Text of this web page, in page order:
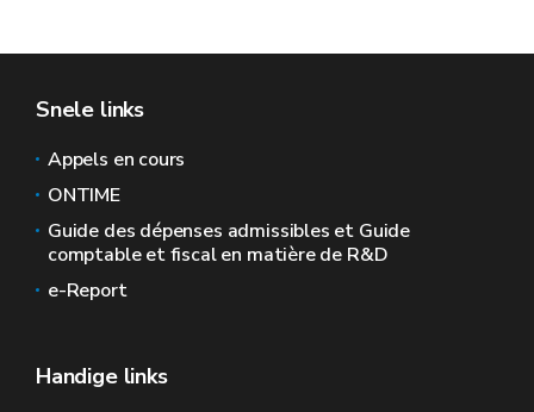
Snele links
Appels en cours
ONTIME
Guide des dépenses admissibles et Guide
comptable et fiscal en matière de R&D
e-Report
Handige links